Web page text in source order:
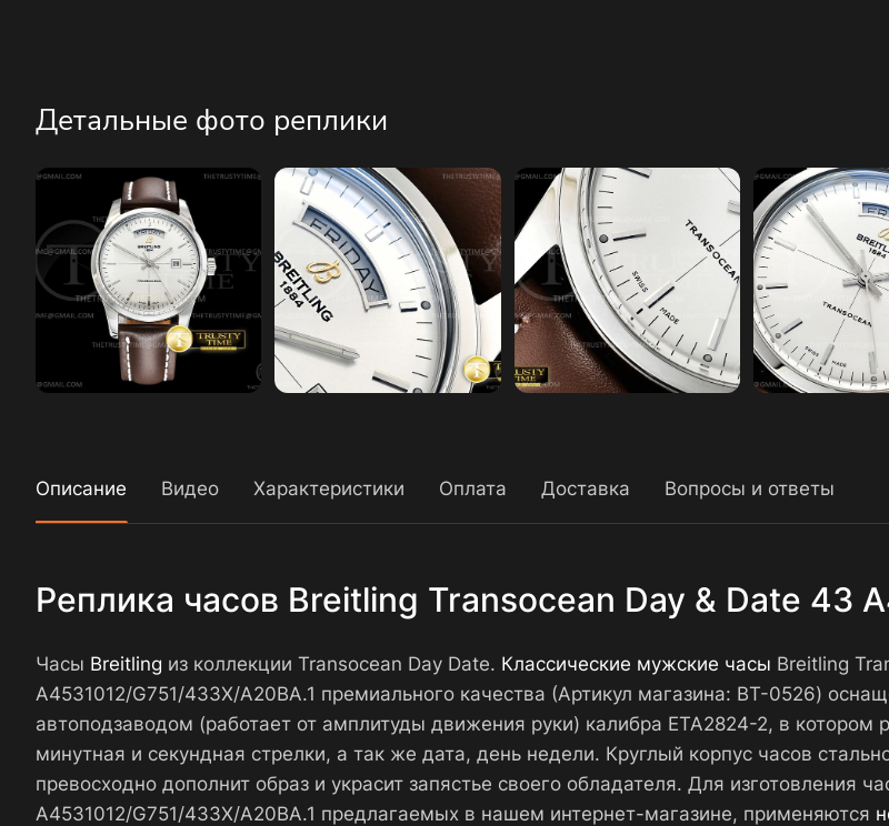
Детальные фото реплики
Описание Видео Характеристики Оплата Доставка Вопросы и ответы
Реплика часов Breitling Transocean Day & Date 43
Часы Breitling из коллекции Transocean Day Date. Классические мужские часы Breitling
A4531012/G751/433X/A20BA.1 премиального качества (Артикул магазина: BT-0526)
автоподзаводом (работает от амплитуды движения руки) калибра ETA2824-2, в
минутная и секундная стрелки, а так же дата, день недели. Круглый корпус часов
превосходно дополнит образ и украсит запястье своего обладателя. Для изготовления
A4531012/G751/433X/A20BA.1 предлагаемых в нашем интернет-магазине, применяются